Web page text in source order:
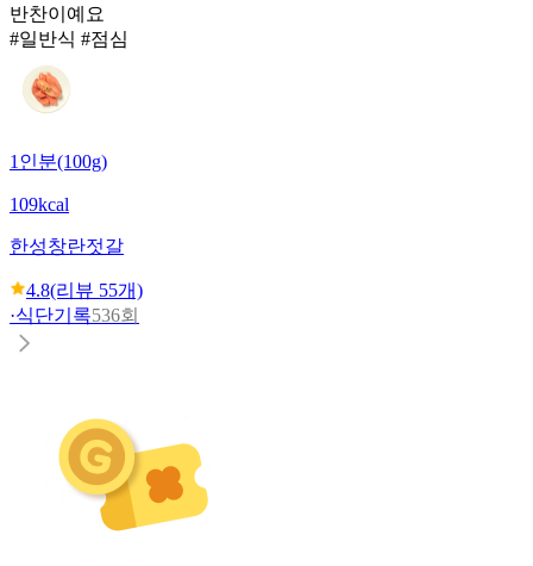
반찬이예요
#일반식 #점심
1인분(100g)
109kcal
한성창란젓갈
4.8(리뷰 55개)
·식단기록536회